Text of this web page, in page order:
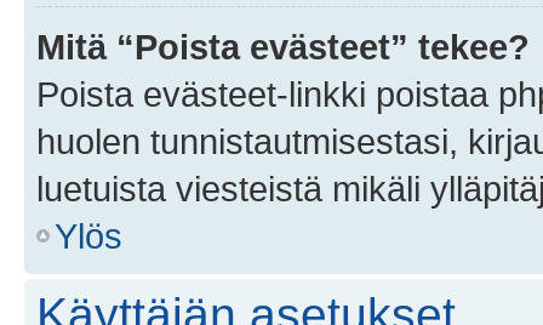
Mitä “Poista evästeet” tekee?
Poista evästeet-linkki poistaa
huolen tunnistautmisestasi,
luetuista viesteistä mikäli
Ylös
Käyttäjän asetukset